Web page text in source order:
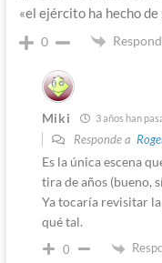
«el ejército ha hecho
0
Miki 3 años han
Responde a
Es la única escena
tira de años (bueno,
Ya tocaría revisitar
qué tal.
0